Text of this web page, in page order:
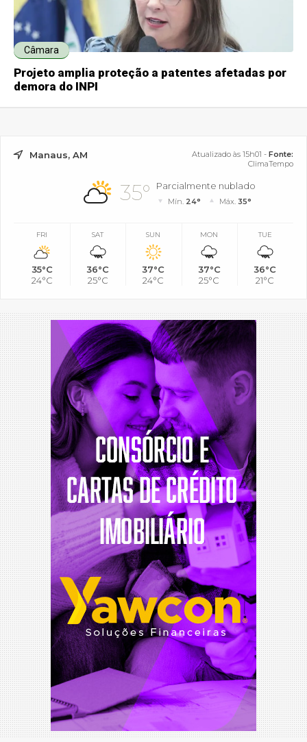
Câmara
Projeto amplia proteção a patentes afetadas por
demora do INPI
Manaus, AM Atualizado às 15h01 - Fonte:
ClimaTempo
35° Parcialmente nublado
Mín. 24° Máx. 35°
FRI
35°C
24°C
SAT
36°C
25°C
SUN
37°C
24°C
MON
37°C
25°C
TUE
36°C
21°C